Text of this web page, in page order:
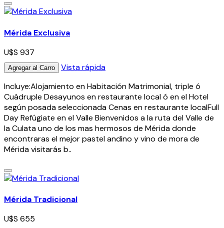
Mérida Exclusiva
U$S 937
Agregar al Carro
Vista rápida
Incluye:Alojamiento en Habitación Matrimonial, triple ó
Cuádruple Desayunos en restaurante local ó en el Hotel
según posada seleccionada Cenas en restaurante localFull
Day Refúgiate en el Valle Bienvenidos a la ruta del Valle de
la Culata uno de los mas hermosos de Mérida donde
encontraras el mejor pastel andino y vino de mora de
Mérida visitarás b..
Mérida Tradicional
U$S 655